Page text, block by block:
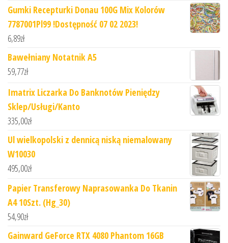
Gumki Recepturki Donau 100G Mix Kolorów
7787001Pl99 !Dostępność 07 02 2023!
6,89zł
Bawełniany Notatnik A5
59,77zł
Imatrix Liczarka Do Banknotów Pieniędzy
Sklep/Usługi/Kanto
335,00zł
Ul wielkopolski z dennicą niską niemalowany
W10030
495,00zł
Papier Transferowy Naprasowanka Do Tkanin
A4 10Szt. (Hg_30)
54,90zł
Gainward GeForce RTX 4080 Phantom 16GB